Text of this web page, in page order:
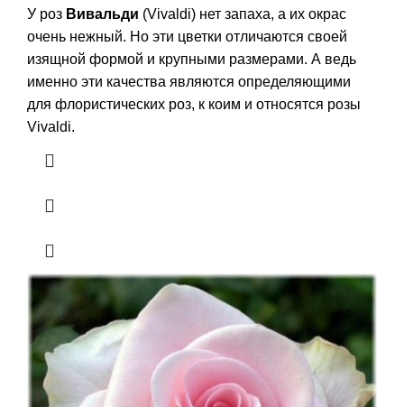
У роз Вивальди (Vivaldi) нет запаха, а их окрас
очень нежный. Но эти цветки отличаются своей
изящной формой и крупными размерами. А ведь
именно эти качества являются определяющими
для флористических роз, к коим и относятся розы
Vivaldi.